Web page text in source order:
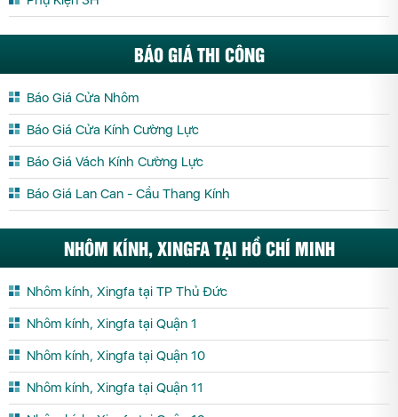
BÁO GIÁ THI CÔNG
Báo Giá Cửa Nhôm
Báo Giá Cửa Kính Cường Lực
Báo Giá Vách Kính Cường Lực
Báo Giá Lan Can - Cầu Thang Kính
NHÔM KÍNH, XINGFA TẠI HỒ CHÍ MINH
Nhôm kính, Xingfa tại TP Thủ Đức
Nhôm kính, Xingfa tại Quận 1
Nhôm kính, Xingfa tại Quận 10
Nhôm kính, Xingfa tại Quận 11